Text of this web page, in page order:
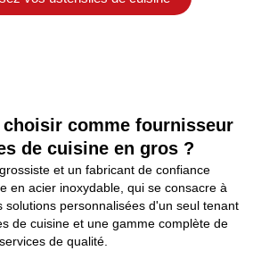
comme fournisseur
de cuisine en gros ?
et un fabricant de confiance
en acier inoxydable, qui se consacre à
solutions personnalisées d'un seul tenant
de cuisine et une gamme complète de
services de qualité.